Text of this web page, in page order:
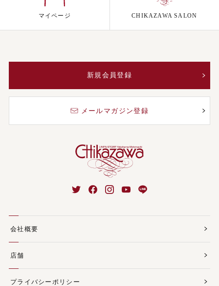
マイページ CHIKAZAWA SALON
新規会員登録
メールマガジン登録
会社概要
店舗
プライバシーポリシー